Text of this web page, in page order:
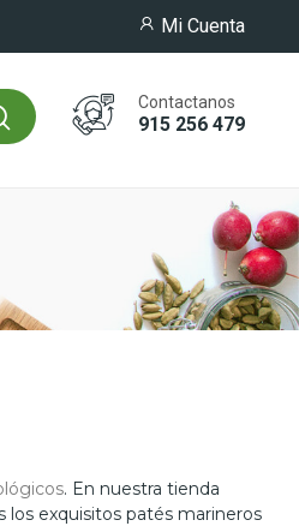
Mi Cuenta
Contactanos
915 256 479
. En nuestra tienda
los exquisitos patés marineros